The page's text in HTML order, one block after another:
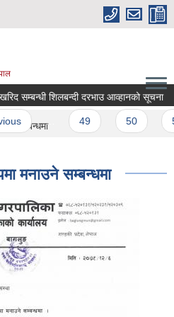
सम्बन्धी शिलबन्दी दरभाउ आव्हानको सूचना
…
सम्बन्धमा
मनाउने सम्बन्धमा